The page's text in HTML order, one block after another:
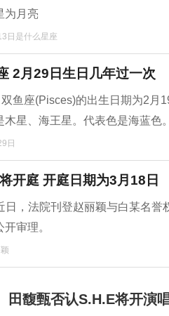
为月亮
日是什么星座
2月29日生日几年过一次
鱼座(Pisces)的出生日期为2
星、海王星。代表色是海蓝色。
日
开庭 开庭日期为3月18日
日，法院刊登赵丽颖与白某名
审理。
田馥甄否认S.H.E将开演